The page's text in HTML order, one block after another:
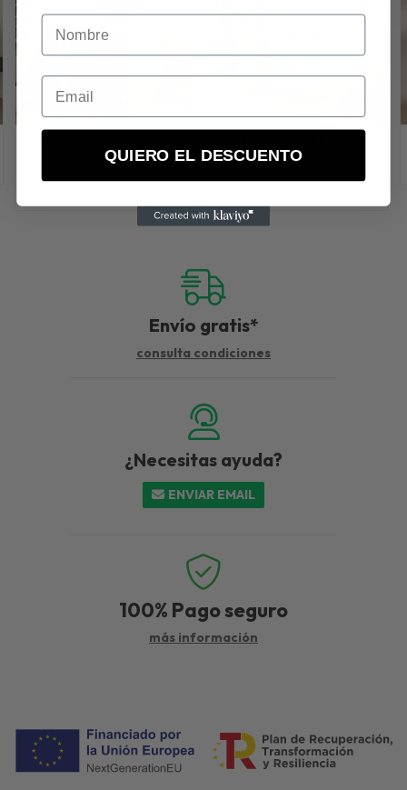
90x45 cm en Cambrian,
Blanco o Cerezo
150,00€
150x75 cm en Blanco o
Cerezo
166,80€
Envío gratis*
consulta condiciones
¿Necesitas ayuda?
ENVIAR EMAIL
100% Pago seguro
más información
Nombre
QUIERO EL DESCUENTO